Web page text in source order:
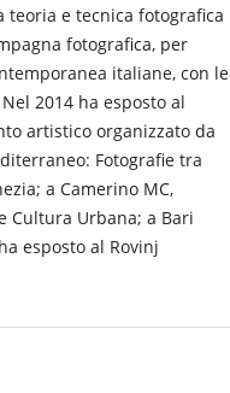
e tecnica fotografica
fotografica, per
italiane, con le
2014 ha esposto al
artistico organizzato da
Fotografie tra
a Camerino MC,
Cultura Urbana; a Bari
esposto al Rovinj